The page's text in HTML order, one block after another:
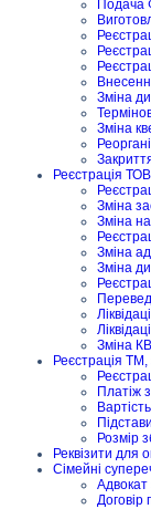
Подача
Зміна
Зміна
Реєстрація
Зміна
Зміна
Зміна
Зміна
Зміна
Реєстрація ТМ,
Платіж
Розмір
Реквізити для
Сімейні
Адвокат
Договір